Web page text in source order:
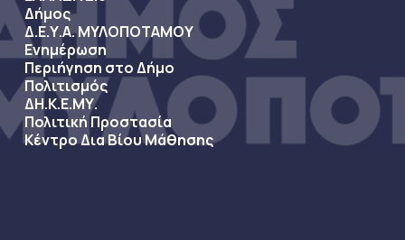
Δήμος
Δ.Ε.Υ.Α. ΜΥΛΟΠΟΤΑΜΟΥ
Ενημέρωση
Περιήγηση στο Δήμο
Πολιτισμός
ΔΗ.Κ.Ε.ΜΥ.
Πολιτική Προστασία
Κέντρο Δια Βίου Μάθησης